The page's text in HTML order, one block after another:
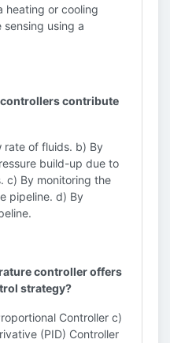
heating or cooling
sensing using a
contribute
rate of fluids. b) By
build-up due to
c) By monitoring the
pipeline. d) By
controller offers
strategy?
Controller c)
(PID) Controller